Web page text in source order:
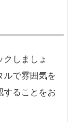
しましょ
ルで雰囲気を
することをお